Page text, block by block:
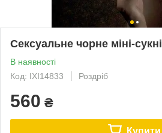
Сексуальне чорне міні-сукні
В наявності
Код: IXI14833
Роздріб
560 ₴
Купити